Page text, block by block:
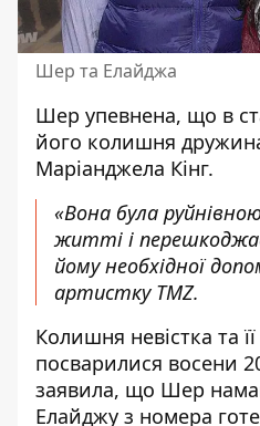
Шер та Елайджа
Шер упевнена, що в
його колишня
Маріанджела Кінг.
«Вона була
житті і
йому необхідної
артистку TMZ.
Колишня невістка та
посварилися восени
заявила, що Шер
Елайджу з номера